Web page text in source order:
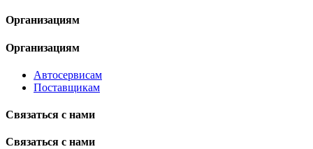
Организациям
Организациям
Автосервисам
Поставщикам
Связаться с нами
Связаться с нами